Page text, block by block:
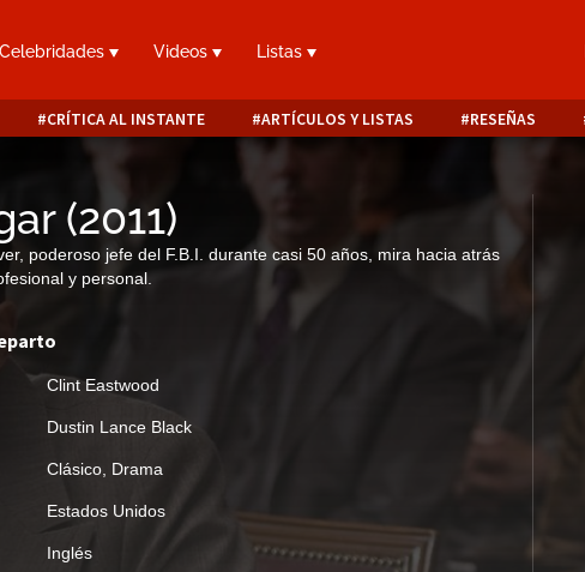
Celebridades Videos Listas
CRÍTICA AL INSTANTE ARTÍCULOS Y LISTAS RESEÑAS
(2011)
poderoso jefe del F.B.I. durante casi 50 años, mira hacia atrás
y personal.
Clint Eastwood
Dustin Lance Black
Clásico Drama
Estados Unidos
Inglés